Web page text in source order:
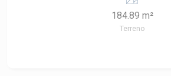
mercado imobiliário de184.89 m²
Terreno